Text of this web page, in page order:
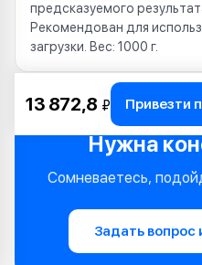
предсказуемого
Рекомендован для
загрузки. Вес: 1000 г.
13 872,8 ₽ Привезти
Нужна
Сомневаетесь,
Задать вопрос